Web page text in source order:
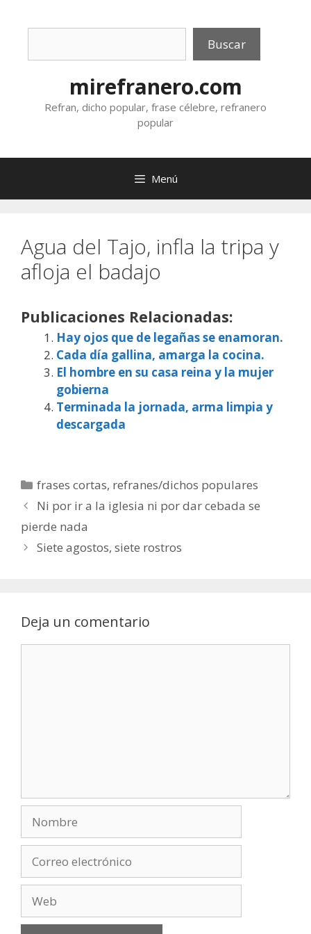
Buscar
mirefranero.com
Refran, dicho popular, frase célebre, refranero
popular
Menú
Agua del Tajo, infla la tripa y
afloja el badajo
Publicaciones Relacionadas:
Hay ojos que de legañas se enamoran.
Cada día gallina, amarga la cocina.
El hombre en su casa reina y la mujer
gobierna
Terminada la jornada, arma limpia y
descargada
Categorías
frases cortas, refranes/dichos populares
Ni por ir a la iglesia ni por dar cebada se
pierde nada
Siete agostos, siete rostros
Deja un comentario
electrónico